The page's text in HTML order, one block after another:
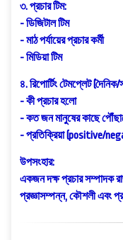
৩. প্রচার টিম:
- ডিজিটাল টিম
- মাঠ পর্যায়ের প্রচার কর্মী
- মিডিয়া টিম
৪. রিপোর্টিং টেমপ্লেট
- কী প্রচার হলো
- কত জন মানুষের কাছে
- প্রতিক্রিয়া (positive/
উপসংহার:
একজন দক্ষ প্রচার সম্পাদক
প্রজ্ঞাসম্পন্ন, কৌশলী এবং